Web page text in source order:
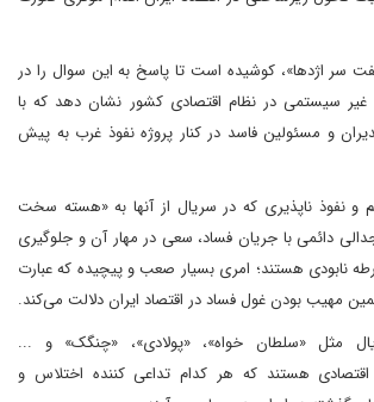
سر اژدها»، کوشیده است تا پاسخ به این سوال را در
غیر سیستمی در نظام اقتصادی کشور نشان دهد که با
و مسئولین فاسد در کنار پروژه نفوذ غرب به پیش
و نفوذ ناپذیری که در سریال از آنها به «هسته سخت
دائمی با جریان فساد، سعی در مهار آن و جلوگیری
نابودی هستند؛ امری بسیار صعب و پیچیده که عبارت
مهیب بودن غول فساد در اقتصاد ایران دلالت می‌کند.
مثل «سلطان خواه»، «پولادی»، «چنگک» و ...
اقتصادی هستند که هر کدام تداعی کننده اختلاس و